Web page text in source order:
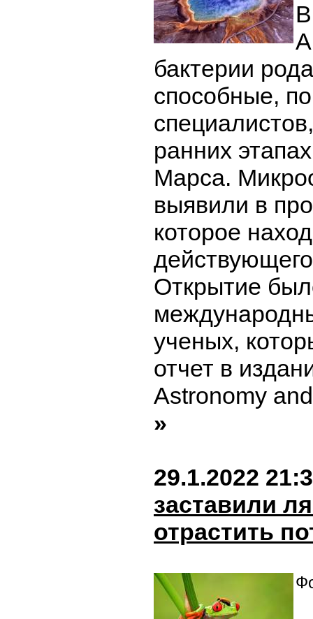
бактерии
способные,
ранних
Марса.
выявили в
которое
Открытие
ученых,
отчет в
Astronomy
»
29.1.2022
заставили
отрастить